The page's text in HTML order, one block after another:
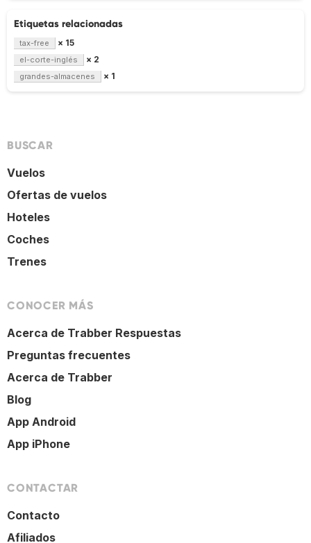
Etiquetas relacionadas
tax-free × 15
el-corte-inglés × 2
grandes-almacenes × 1
BUSCAR
Vuelos
Ofertas de vuelos
Hoteles
Coches
Trenes
CONOCER MÁS
Acerca de Trabber Respuestas
Preguntas frecuentes
Acerca de Trabber
Blog
App Android
App iPhone
CONTACTAR
Contacto
Afiliados